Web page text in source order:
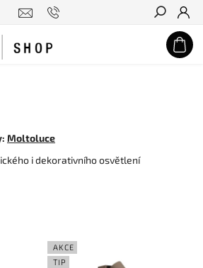
Hledat
Moltoluce
i dekorativního osvětlení
AKCE
TIP